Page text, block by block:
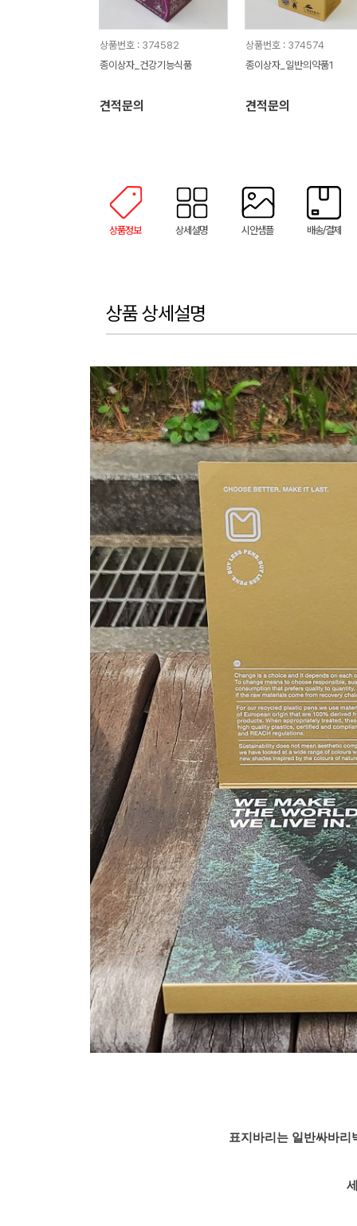
상품번호 : 374582
종이상자_건강기능식품
견적문의
상품번호 : 374574
종이상자_일반의약품1
견적문의
상품정보 상세설명 시안샘플 배송/결제
상품 상세설명
표지바리는 일반싸바